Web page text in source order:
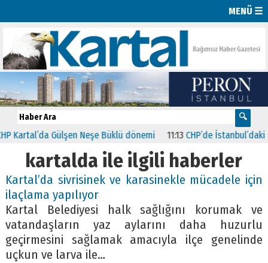
MENÜ ☰
Gülşen Neşe Büklü dönemi 11:13 CHP’de İstanbul’daki 23 İlçenin
kartalda ile ilgili haberler
Kartal’da sivrisinek ve karasinekle mücadele için
ilaçlama yapılıyor
Kartal Belediyesi halk sağlığını korumak ve
vatandaşların yaz aylarını daha huzurlu
geçirmesini sağlamak amacıyla ilçe genelinde
uçkun ve larva ile…